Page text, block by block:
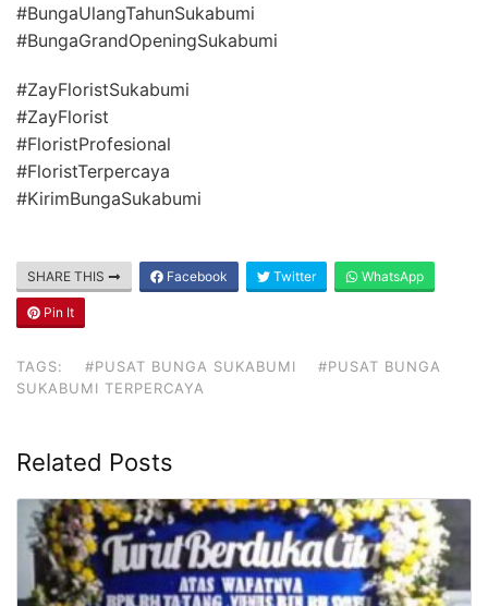
#BungaUlangTahunSukabumi
#BungaGrandOpeningSukabumi
#ZayFloristSukabumi
#ZayFlorist
#FloristProfesional
#FloristTerpercaya
#KirimBungaSukabumi
SHARE THIS Facebook Twitter WhatsApp
Pin It
TAGS: #PUSAT BUNGA SUKABUMI
#PUSAT BUNGA
SUKABUMI TERPERCAYA
Related Posts